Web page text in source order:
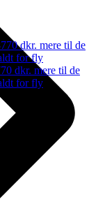
dkr. mere til de
for fly
dkr. mere til de
for fly